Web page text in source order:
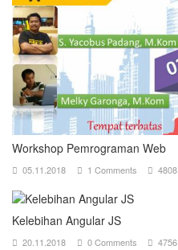
Workshop Pemrograman Web
05.11.2018 1 Comments 4808
Kelebihan Angular JS
20.11.2018 0 Comments 4756